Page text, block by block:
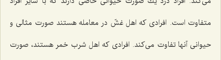
متفاوت است. افرادی كه اهل غشّ در معامله هستند صورت مثالی و
حیوانی آنها تفاوت می‌كند. افرادی كه اهل شرب خمر هستند، صورت